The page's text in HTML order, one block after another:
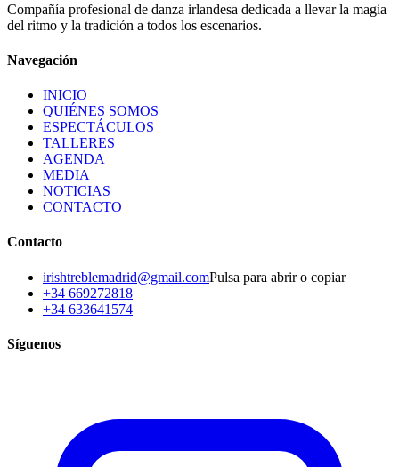
Compañía profesional de danza irlandesa dedicada a llevar la magia
del ritmo y la tradición a todos los escenarios.
Navegación
INICIO
QUIÉNES SOMOS
ESPECTÁCULOS
TALLERES
AGENDA
MEDIA
NOTICIAS
CONTACTO
Contacto
irishtreblemadrid@gmail.comPulsa para abrir o copiar
+34 669272818
+34 633641574
Síguenos